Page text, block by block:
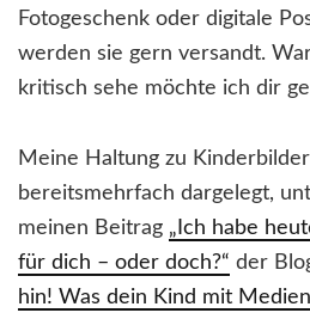
Fotogeschenk oder digitale
werden sie gern versandt.
kritisch sehe möchte ich dir
Meine Haltung zu
bereitsmehrfach dargelegt,
meinen Beitrag „Ich habe
für dich – oder doch?“ der
hin! Was dein Kind mit